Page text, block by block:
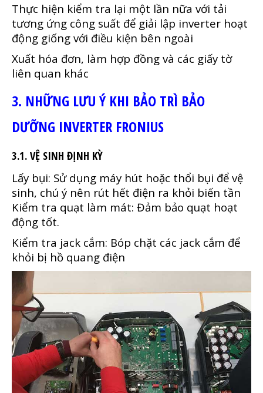
Thực hiện kiểm tra lại một lần nữa với tải
tương ứng công suất để giải lập inverter hoạt
động giống với điều kiện bên ngoài
Xuất hóa đơn, làm hợp đồng và các giấy tờ
liên quan khác
3. NHỮNG LƯU Ý KHI BẢO TRÌ BẢO
DƯỠNG INVERTER FRONIUS
3.1. VỆ SINH ĐỊNH KỲ
Lấy bụi: Sử dụng máy hút hoặc thổi bụi để vệ
sinh, chú ý nên rút hết điện ra khỏi biến tần
Kiểm tra quạt làm mát: Đảm bảo quạt hoạt
động tốt.
Kiểm tra jack cắm: Bóp chặt các jack cắm để
khỏi bị hồ quang điện